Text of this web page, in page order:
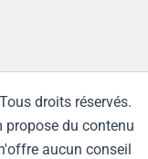
droits réservés.
propose du contenu
aucun conseil